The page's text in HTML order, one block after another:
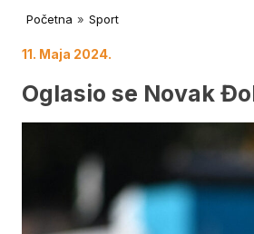
Početna » Sport
11. Maja 2024.
Oglasio se Novak